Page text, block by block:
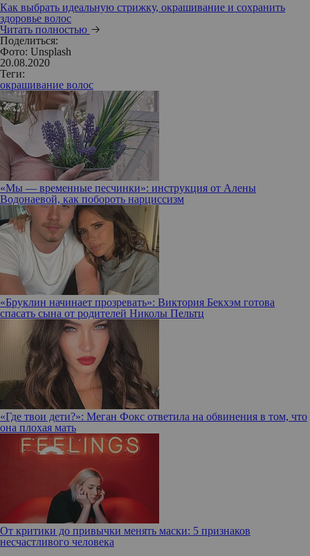
Как выбрать идеальную стрижку, окрашивание и сохранить
здоровье волос
Читать полностью
Поделиться:
Фото: Unsplash
20.08.2020
Теги:
окрашивание волос
«Мы — временные песчинки»: инструкция от Алены
Водонаевой, как побороть нарциссизм
«Бруклин начинает прозревать»: Виктория Бекхэм готова
спасать сына от родителей Николы Пельтц
«Где твои дети?»: Меган Фокс ответила на обвинения в том, что
она плохая мать
От критики до привычки менять маски: 5 признаков
несчастливого человека